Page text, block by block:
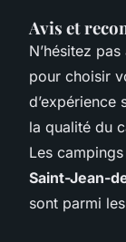
Avis et
N’hésitez
pour choisir
d’expérience
la qualité du
Les
Saint-Jean-
sont parmi